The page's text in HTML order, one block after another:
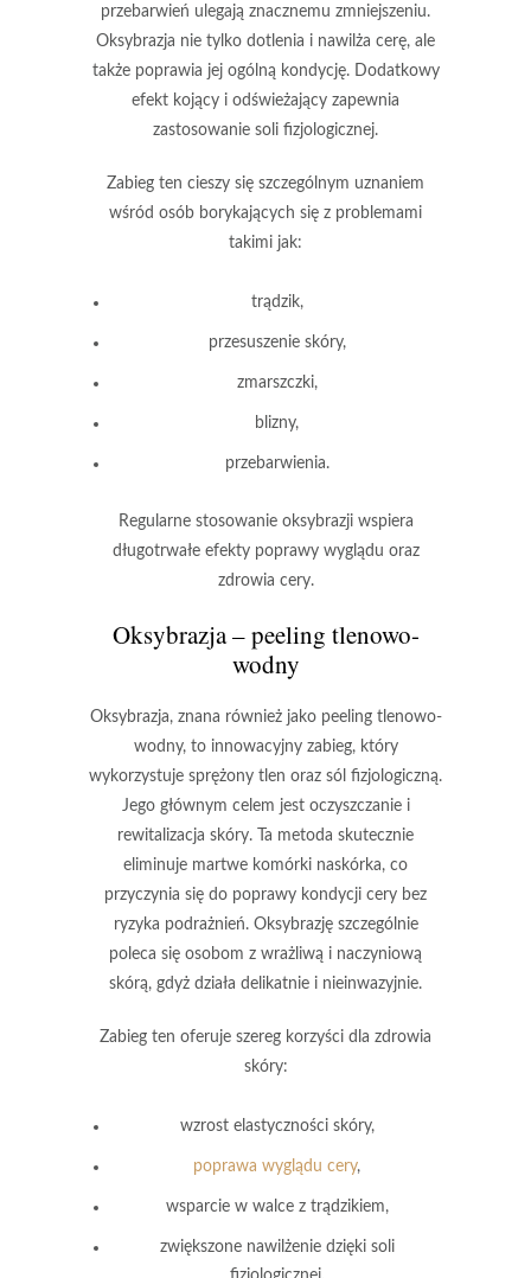
przebarwień ulegają znacznemu zmniejszeniu.
Oksybrazja nie tylko dotlenia i nawilża cerę, ale
także poprawia jej ogólną kondycję. Dodatkowy
efekt kojący i odświeżający zapewnia
zastosowanie soli fizjologicznej.
Zabieg ten cieszy się szczególnym uznaniem
wśród osób borykających się z problemami
takimi jak:
trądzik,
przesuszenie skóry,
zmarszczki,
blizny,
przebarwienia.
Regularne stosowanie oksybrazji wspiera
długotrwałe efekty poprawy wyglądu oraz
zdrowia cery.
Oksybrazja – peeling tlenowo-
wodny
Oksybrazja, znana również jako peeling tlenowo-
wodny, to innowacyjny zabieg, który
wykorzystuje sprężony tlen oraz sól fizjologiczną.
Jego głównym celem jest oczyszczanie i
rewitalizacja skóry. Ta metoda skutecznie
eliminuje martwe komórki naskórka, co
przyczynia się do poprawy kondycji cery bez
ryzyka podrażnień. Oksybrazję szczególnie
poleca się osobom z wrażliwą i naczyniową
skórą, gdyż działa delikatnie i nieinwazyjnie.
Zabieg ten oferuje szereg korzyści dla zdrowia
skóry:
wzrost elastyczności skóry,
poprawa wyglądu cery,
wsparcie w walce z trądzikiem,
zwiększone nawilżenie dzięki soli